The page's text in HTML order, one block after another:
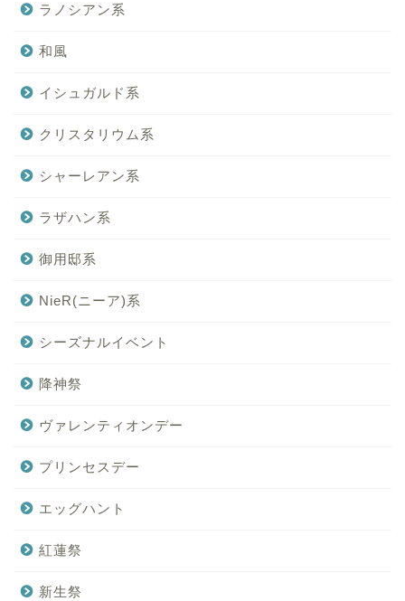
ラノシアン系
和風
イシュガルド系
クリスタリウム系
シャーレアン系
ラザハン系
御用邸系
NieR(ニーア)系
シーズナルイベント
降神祭
ヴァレンティオンデー
プリンセスデー
エッグハント
紅蓮祭
新生祭